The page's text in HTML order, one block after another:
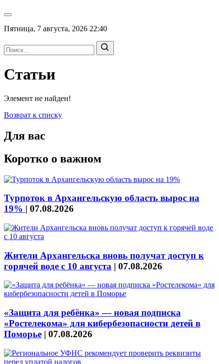
Пятница, 7 августа, 2026 22:40
Статьи
Элемент не найден!
Возврат к списку
Для вас
Коротко о важном
Турпоток в Архангельскую область вырос на
19% | 07.08.2026
Жители Архангельска вновь получат доступ к
горячей воде с 10 августа | 07.08.2026
«Защита для ребёнка» — новая подписка
«Ростелекома» для кибербезопасности детей в
Поморье | 07.08.2026